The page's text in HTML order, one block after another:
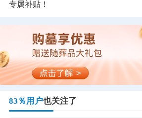
专属补贴！
83％用户也关注了